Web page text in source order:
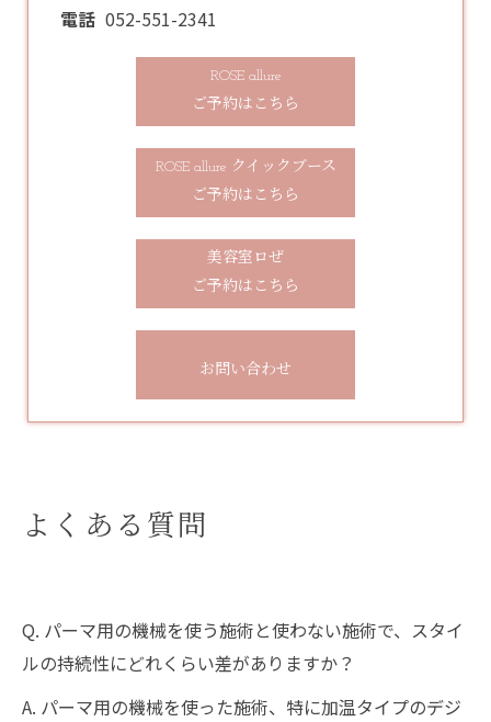
電話 052-551-2341
ROSE allure
ご予約はこちら
ROSE allure クイックブース
ご予約はこちら
美容室ロぜ
ご予約はこちら
お問い合わせ
よくある質問
Q. パーマ用の機械を使う施術と使わない施術で、スタイ
ルの持続性にどれくらい差がありますか？
A. パーマ用の機械を使った施術、特に加温タイプのデジ